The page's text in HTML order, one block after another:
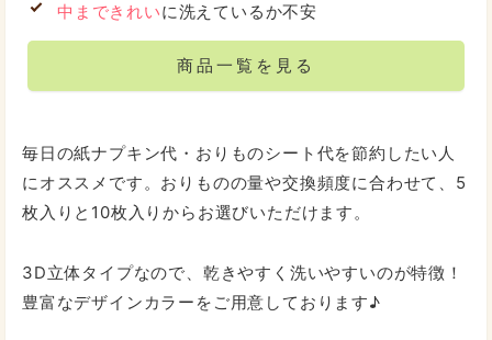
中まできれいに洗えているか不安
商品一覧を見る
毎日の紙ナプキン代・おりものシート代を節約したい人
にオススメです。おりものの量や交換頻度に合わせて、5
枚入りと10枚入りからお選びいただけます。
3D立体タイプなので、乾きやすく洗いやすいのが特徴！
豊富なデザインカラーをご用意しております♪